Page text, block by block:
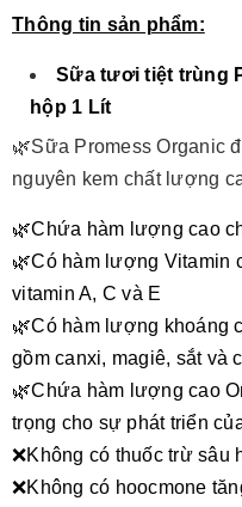
Thông tin sản phẩm:
Sữa tươi tiệt trùng
hộp 1 Lít
🌿Sữa Promess Organic
nguyên kem chất lượng
🌿Chứa hàm lượng cao
🌿Có hàm lượng Vitamin
vitamin A, C và E
🌿Có hàm lượng khoáng
gồm canxi, magiê, sắt và
🌿Chứa hàm lượng cao
trọng cho sự phát triển
❌Không có thuốc trừ sâu
❌Không có hoocmone